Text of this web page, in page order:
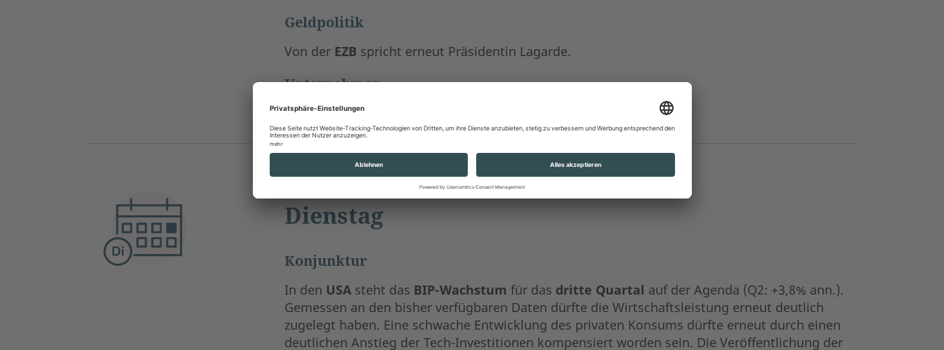
Geldpolitik
Von der EZB spricht erneut Präsidentin Lagarde.
Unternehmen
In derBerichtssaison Agilent.
Dienstag
Konjunktur
In den USA steht das BIP-Wachstum für das dritte Quartal auf der Agenda (Q2: +3,8% ann.).
Gemessen an den bisher verfügbaren Daten dürfte die Wirtschaftsleistung erneut deutlich
zugelegt haben. Eine schwache Entwicklung des privaten Konsums dürfte erneut durch einen
deutlichen Anstieg der Tech-Investitionen kompensiert worden sein. Die Veröffentlichung der